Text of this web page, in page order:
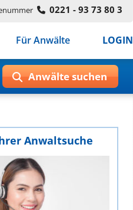
0221 - 93 73 80 3
Für Anwälte LOGIN
Anwaltsuche